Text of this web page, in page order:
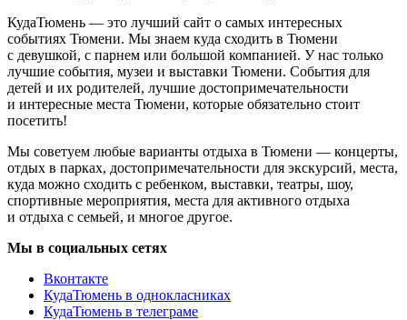
КудаТюмень — это лучший сайт о самых интересных
событиях Тюмени. Мы знаем куда сходить в Тюмени
с девушкой, с парнем или большой компанией. У нас только
лучшие события, музеи и выставки Тюмени. События для
детей и их родителей, лучшие достопримечательности
и интересные места Тюмени, которые обязательно стоит
посетить!
Мы советуем любые варианты отдыха в Тюмени — концерты,
отдых в парках, достопримечательности для экскурсий, места,
куда можно сходить с ребенком, выставки, театры, шоу,
спортивные мероприятия, места для активного отдыха
и отдыха с семьей, и многое другое.
Мы в социальных сетях
Вконтакте
КудаТюмень в однокласниках
КудаТюмень в телеграме